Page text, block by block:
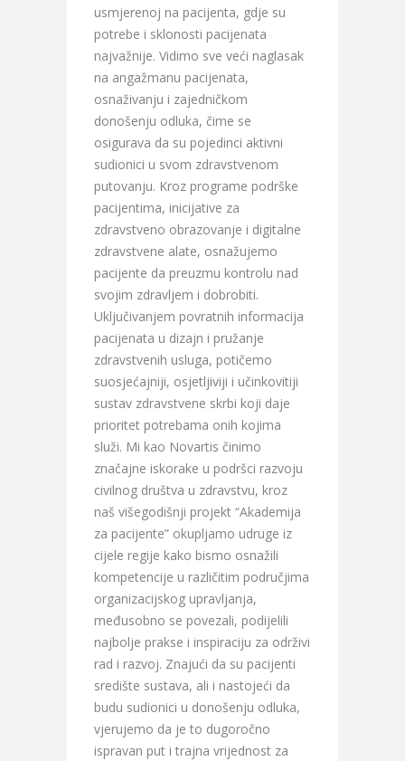
usmjerenoj na pacijenta, gdje su
potrebe i sklonosti pacijenata
najvažnije. Vidimo sve veći naglasak
na angažmanu pacijenata,
osnaživanju i zajedničkom
donošenju odluka, čime se
osigurava da su pojedinci aktivni
sudionici u svom zdravstvenom
putovanju. Kroz programe podrške
pacijentima, inicijative za
zdravstveno obrazovanje i digitalne
zdravstvene alate, osnažujemo
pacijente da preuzmu kontrolu nad
svojim zdravljem i dobrobiti.
Uključivanjem povratnih informacija
pacijenata u dizajn i pružanje
zdravstvenih usluga, potičemo
suosjećajniji, osjetljiviji i učinkovitiji
sustav zdravstvene skrbi koji daje
prioritet potrebama onih kojima
služi. Mi kao Novartis činimo
značajne iskorake u podršci razvoju
civilnog društva u zdravstvu, kroz
naš višegodišnji projekt “Akademija
za pacijente” okupljamo udruge iz
cijele regije kako bismo osnažili
kompetencije u različitim područjima
organizacijskog upravljanja,
međusobno se povezali, podijelili
najbolje prakse i inspiraciju za održivi
rad i razvoj. Znajući da su pacijenti
središte sustava, ali i nastojeći da
budu sudionici u donošenju odluka,
vjerujemo da je to dugoročno
ispravan put i trajna vrijednost za